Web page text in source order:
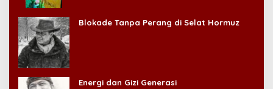
Blokade Tanpa Perang di Selat Hormuz
Energi dan Gizi Generasi